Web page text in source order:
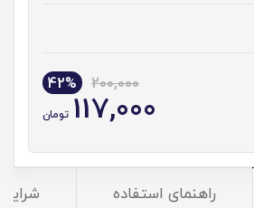
200,000
42%
117,000 تومان
راهنمای استفاده